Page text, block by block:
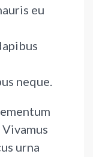
eu
neque.
urna